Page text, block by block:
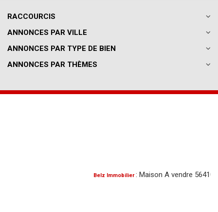
RACCOURCIS
ANNONCES PAR VILLE
ANNONCES PAR TYPE DE BIEN
ANNONCES PAR THÈMES
Belz Immobilier: Maison A vendre 56410